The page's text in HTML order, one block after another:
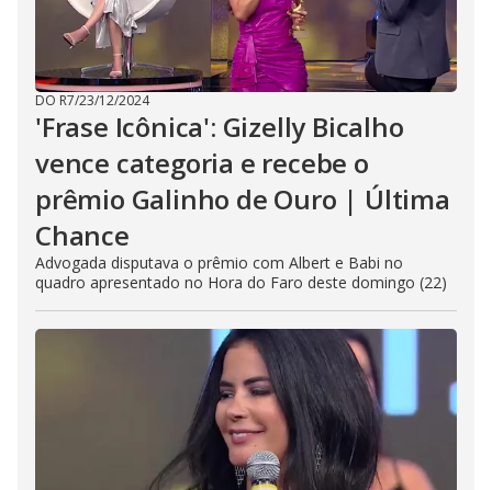
DO R7/23/12/2024
'Frase Icônica': Gizelly Bicalho
vence categoria e recebe o
prêmio Galinho de Ouro | Última
Chance
Advogada disputava o prêmio com Albert e Babi no
quadro apresentado no Hora do Faro deste domingo (22)